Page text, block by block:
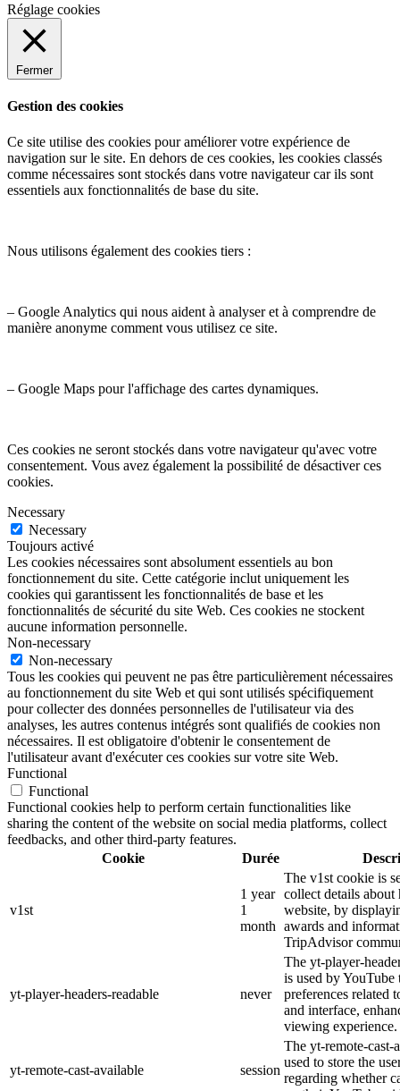
Réglage cookies
Fermer
Gestion des cookies
Ce site utilise des cookies pour améliorer votre expérience de
navigation sur le site. En dehors de ces cookies, les cookies classés
comme nécessaires sont stockés dans votre navigateur car ils sont
essentiels aux fonctionnalités de base du site.
Nous utilisons également des cookies tiers :
– Google Analytics qui nous aident à analyser et à comprendre de
manière anonyme comment vous utilisez ce site.
– Google Maps pour l'affichage des cartes dynamiques.
Ces cookies ne seront stockés dans votre navigateur qu'avec votre
consentement. Vous avez également la possibilité de désactiver ces
cookies.
Necessary
Necessary
Toujours activé
Les cookies nécessaires sont absolument essentiels au bon
fonctionnement du site. Cette catégorie inclut uniquement les
cookies qui garantissent les fonctionnalités de base et les
fonctionnalités de sécurité du site Web. Ces cookies ne stockent
aucune information personnelle.
Non-necessary
Non-necessary
Tous les cookies qui peuvent ne pas être particulièrement nécessaires
au fonctionnement du site Web et qui sont utilisés spécifiquement
pour collecter des données personnelles de l'utilisateur via des
analyses, les autres contenus intégrés sont qualifiés de cookies non
nécessaires. Il est obligatoire d'obtenir le consentement de
l'utilisateur avant d'exécuter ces cookies sur votre site Web.
Functional
Functional
Functional cookies help to perform certain functionalities like
sharing the content of the website on social media platforms, collect
feedbacks, and other third-party features.
Cookie
Durée
v1st
1 year
1
month
The v1st cookie is
collect details
website, by
awards and
TripAdvisor
yt-player-headers-readable never
The yt-player-
is used by YouTube
preferences related
and interface,
viewing experience.
yt-remote-cast-available session
The yt-remote-cast-
used to store the
regarding whether